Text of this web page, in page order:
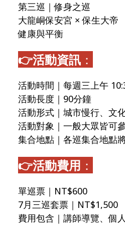
第三巡｜修身之巡
大龍峒保安宮 × 保生大帝
健康與平衡
👉活動資訊 ：
活動時間｜每週三上午
活動長度｜90分鐘
活動形式｜城市慢行、文
活動對象｜一般大眾皆可
集合地點｜各巡集合地點
👉活動費用 ：
單巡票｜NT$600
7月三巡套票｜NT$1,500
費用包含｜講師導覽、個